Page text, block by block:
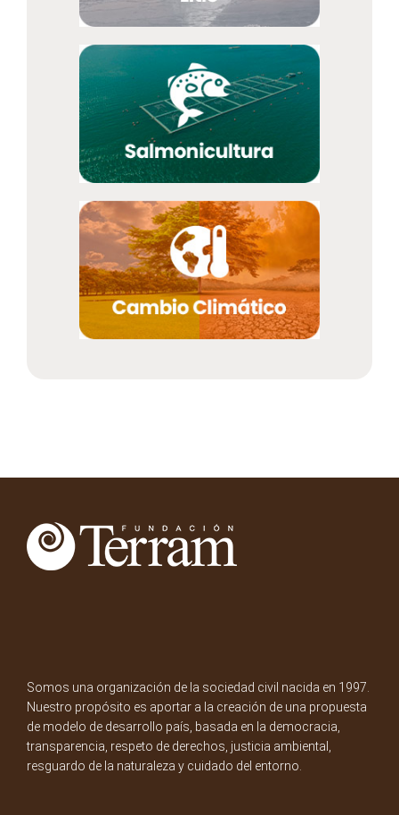
Somos una organización de la sociedad civil nacida en 1997.
Nuestro propósito es aportar a la creación de una propuesta
de modelo de desarrollo país, basada en la democracia,
transparencia, respeto de derechos, justicia ambiental,
resguardo de la naturaleza y cuidado del entorno.